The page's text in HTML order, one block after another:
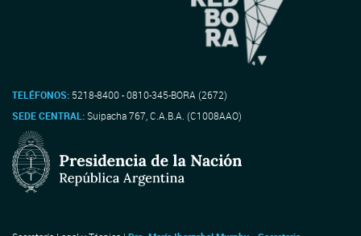
TELÉFONOS: 5218-8400 - 0810-345-BORA (2672)
SEDE CENTRAL:Suipacha 767, C.A.B.A. (C1008AAO)